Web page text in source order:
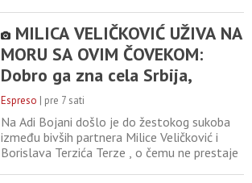
kupača koji su se zatekli na licu mesta, dok
je Milica sad, nakon haosa, objavila sa kim
provodi vreme na plaži. Milica je sliku
podelila na Instagramu, a komentarima se
ne vidi
MILICA VELIČKOVIĆ UŽIVA NA
MORU SA OVIM ČOVEKOM:
Dobro ga zna cela Srbija,
pojavila se zajednička
fotografija
Espreso | pre 7 sati
Na Adi Bojani došlo je do žestokog sukoba
između bivših partnera Milice Veličković i
Borislava Terzića Terze , o čemu ne prestaje